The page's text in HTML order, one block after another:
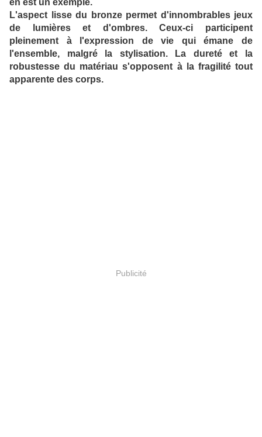
en est un exemple.
L'aspect lisse du bronze permet d'innombrables jeux
de lumières et d'ombres. Ceux-ci participent
pleinement à l'expression de vie qui émane de
l'ensemble, malgré la stylisation. La dureté et la
robustesse du matériau s'opposent à la fragilité tout
apparente des corps.
Publicité